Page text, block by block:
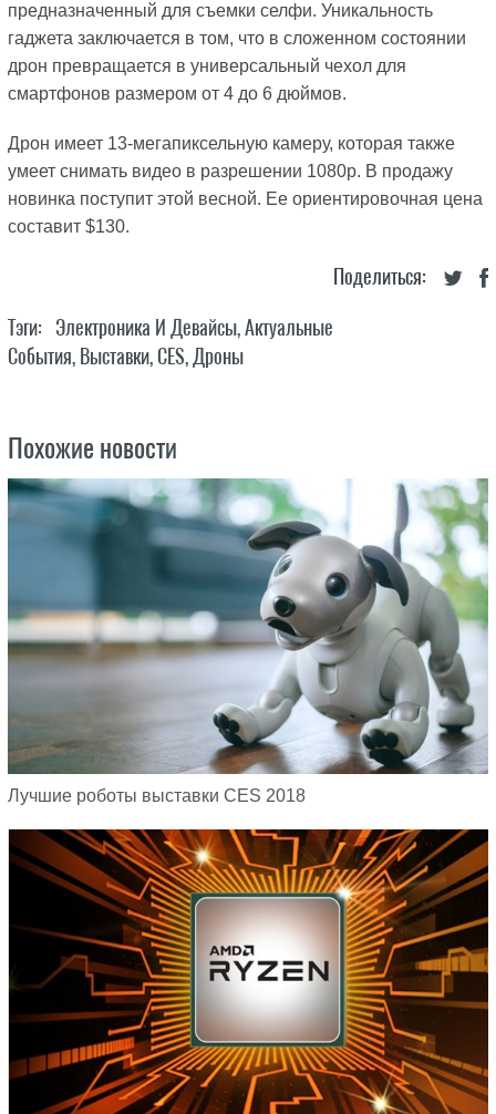
предназначенный для съемки селфи. Уникальность
гаджета заключается в том, что в сложенном состоянии
дрон превращается в универсальный чехол для
смартфонов размером от 4 до 6 дюймов.
Дрон имеет 13-мегапиксельную камеру, которая также
умеет снимать видео в разрешении 1080p. В продажу
новинка поступит этой весной. Ее ориентировочная цена
составит $130.
Поделиться:
Тэги: Электроника И Девайсы,Актуальные
События, Выставки,CES,Дроны
Похожие новости
Лучшие роботы выставки CES 2018